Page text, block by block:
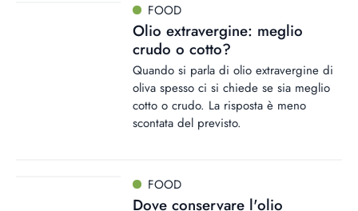
FOOD
Olio extravergine: meglio
crudo o cotto?
Quando si parla di olio extravergine di
oliva spesso ci si chiede se sia meglio
cotto o crudo. La risposta è meno
scontata del previsto.
FOOD
Dove conservare l'olio